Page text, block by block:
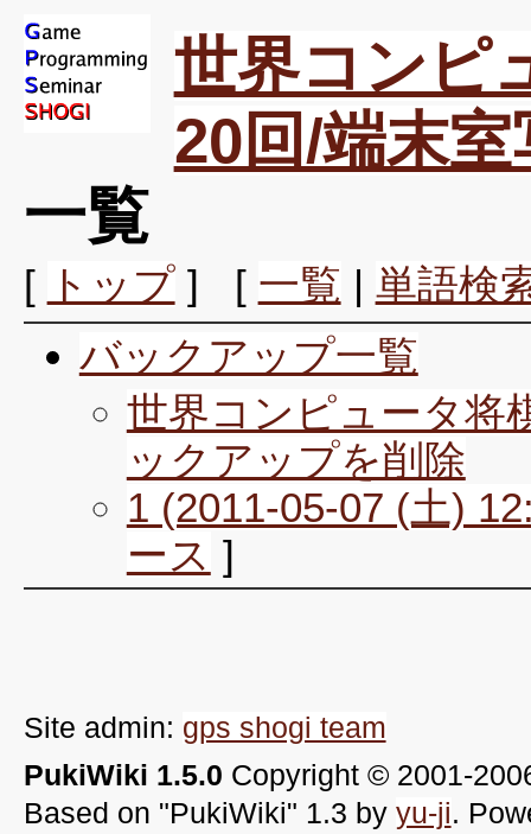
世界コンピ
20回/端末室
一覧
[ トップ] [ 一覧 | 単語検
バックアップ一覧
世界コンピュータ将
ックアップを削除
1 (2011-05-07 (土)
ース ]
Site admin: gps shogi team
PukiWiki 1.5.0 Copyright © 2001-
Based on "PukiWiki" 1.3 by yu-ji.